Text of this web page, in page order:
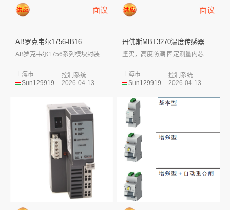
面议
AB罗克韦尔1756-IB16...
AB罗克韦尔1756系列模块封装外形小，...
Sun129919
上海市
控制系统
2026-04-13
面议
丹佛斯MBT3270温度传感器
坚实，高度防潮 固定测量内芯 黄铜或...
Sun129919
上海市
控制系统
2026-04-13